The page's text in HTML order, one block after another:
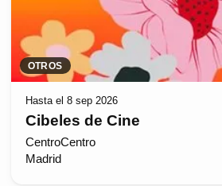
OTROS
Hasta el 8 sep 2026
Cibeles de Cine
CentroCentro
Madrid